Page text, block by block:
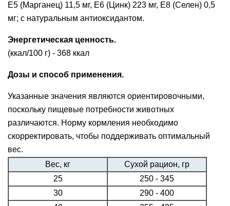
E5 (Марганец) 11,5 мг, E6 (Цинк) 223 мг, E8 (Селен) 0,5
мг; с натуральным антиоксидантом.
Энергетическая ценность.
(ккал/100 г) - 368 ккал
Дозы и способ применения.
Указанные значения являются ориентировочными,
поскольку пищевые потребности животных
различаются. Норму кормления необходимо
скорректировать, чтобы поддерживать оптимальный
вес.
Вес, кг
Сухой рацион, гр
25
250 - 345
30
290 - 400